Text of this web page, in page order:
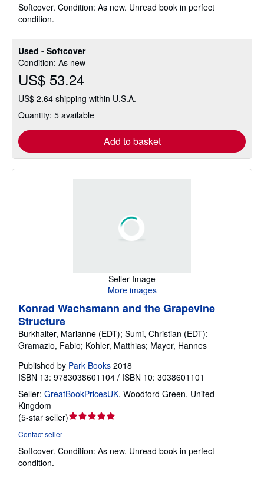
Used - Softcover
Condition: As new
US$ 53.24
US$ 2.64 shipping within U.S.A.
Quantity: 5 available
Add to basket
out
Softcover. Condition: As new. Unread book in perfect
condition.
Seller Image
More images
Konrad Wachsmann and the Grapevine
Structure
Burkhalter, Marianne (EDT); Sumi, Christian (EDT);
Gramazio, Fabio; Kohler, Matthias; Mayer, Hannes
Published by Park Books 2018
ISBN 13: 9783038601104 / ISBN 10: 3038601101
Seller: GreatBookPricesUK, Woodford Green, United
Kingdom
(5-star seller)Seller
out
Contact seller
Softcover. Condition: As new. Unread book in perfect
condition.